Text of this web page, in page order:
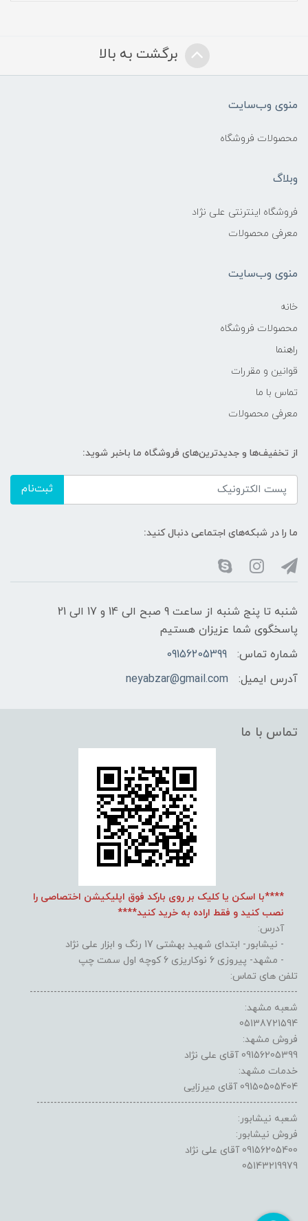
برگشت به بالا
منوی وب‌سایت
محصولات فروشگاه
وبلاگ
فروشگاه اینترنتی علی نژاد
معرفی محصولات
منوی وب‌سایت
خانه
محصولات فروشگاه
راهنما
قوانین و مقررات
تماس با ما
معرفی محصولات
از تخفیف‌ها و جدیدترین‌های فروشگاه ما باخبر شوید:
ثبت‌نام
ما را در شبکه‌های اجتماعی دنبال کنید:
شنبه تا پنج شنبه از ساعت 9 صبح الی 14 و 17 الی 21
پاسخگوی شما عزیزان هستیم
شماره تماس:
09156205399
آدرس ایمیل:
neyabzar@gmail.com
تماس با ما
****با اسکن یا کلیک بر روی بارکد فوق اپلیکیشن اختصاصی را
نصب کنید و فقط اراده به خرید کنید****
آدرس:
- نیشابور- ابتدای شهید بهشتی 17 رنگ و ابزار علی نژاد
- مشهد- پیروزی 6 نوکاریزی 6 کوچه اول سمت چپ
تلفن های تماس:
------------------------------------------------------------------------------
شعبه مشهد:
05138721594
فروش مشهد:
09156205399 آقای علی نژاد
خدمات مشهد:
09150505404 آقای میرزایی
----------------------------------------------------------------------------
شعبه نیشابور:
فروش نیشابور:
09156205400 آقای علی نژاد
05143219979